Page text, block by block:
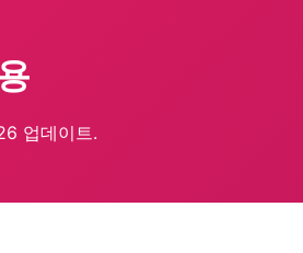
업데이트.